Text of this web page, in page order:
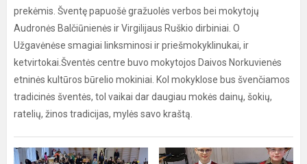
prekėmis. Šventę papuošė gražuolės verbos bei mokytojų
Audronės Balčiūnienės ir Virgilijaus Ruškio dirbiniai. O
Užgavėnėse smagiai linksminosi ir priešmokyklinukai, ir
ketvirtokai.Šventės centre buvo mokytojos Daivos Norkuvienės
etninės kultūros būrelio mokiniai. Kol mokyklose bus švenčiamos
tradicinės šventės, tol vaikai dar daugiau mokės dainų, šokių,
ratelių, žinos tradicijas, mylės savo kraštą.